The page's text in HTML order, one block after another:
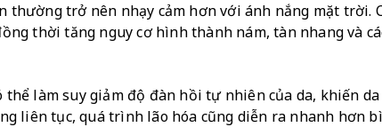
thường trở nên nhạy cảm hơn với ánh nắng mặt trời.
thời tăng nguy cơ hình thành nám, tàn nhang và
làm suy giảm độ đàn hồi tự nhiên của da, khiến
liên tục, quá trình lão hóa cũng diễn ra nhanh hơn